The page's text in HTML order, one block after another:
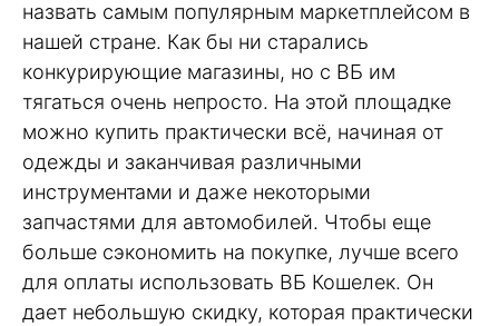
назвать самым популярным маркетплейсом в
нашей стране. Как бы ни старались
конкурирующие магазины, но с ВБ им
тягаться очень непросто. На этой площадке
можно купить практически всё, начиная от
одежды и заканчивая различными
инструментами и даже некоторыми
запчастями для автомобилей. Чтобы еще
больше сэкономить на покупке, лучше всего
для оплаты использовать ВБ Кошелек. Он
дает небольшую скидку, которая практически